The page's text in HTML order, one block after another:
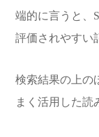
端的に言うと、
評価されやすい
検索結果の上の
まく活用した読